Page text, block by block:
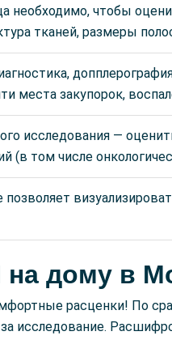
необходимо, чтобы
тканей, размеры
места закупорок,
исследования —
(в том числе
на дому в
расценки! По
исследование.